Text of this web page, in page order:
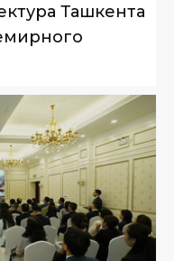
Ташкента